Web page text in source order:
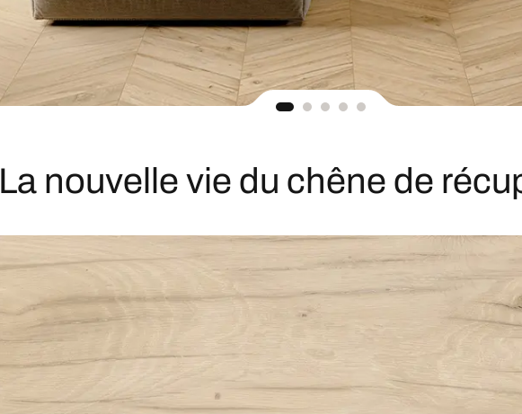
La nouvelle vie du chêne de